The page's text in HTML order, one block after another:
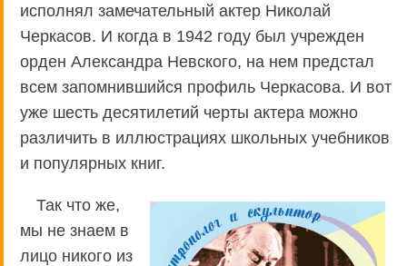
исполнял замечательный актер Николай
Черкасов. И когда в 1942 году был учрежден
орден Александра Невского, на нем предстал
всем запомнившийся профиль Черкасова. И вот
уже шесть десятилетий черты актера можно
различить в иллюстрациях школьных учебников
и популярных книг.
Так что же,
мы не знаем в
лицо никого из